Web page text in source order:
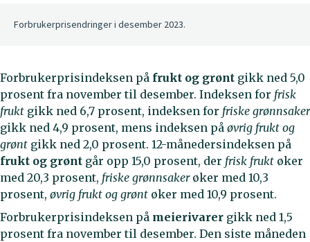
Forbrukerprisendringer i desember 2023.
Forbrukerprisindeksen på frukt og grønt gikk ned 5,0
prosent fra november til desember. Indeksen for frisk
frukt gikk ned 6,7 prosent, indeksen for friske grønnsaker
gikk ned 4,9 prosent, mens indeksen på øvrig frukt og
grønt gikk ned 2,0 prosent. 12-månedersindeksen på
frukt og grønt går opp 15,0 prosent, der frisk frukt øker
med 20,3 prosent, friske grønnsakerøker med 10,3
prosent, øvrig frukt og grønt øker med 10,9 prosent.
Forbrukerprisindeksen på meierivarer gikk ned 1,5
prosent fra november til desember. Den siste måneden